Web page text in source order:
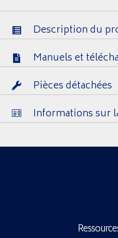
Description du
Manuels et
Pièces détachées
Informations sur